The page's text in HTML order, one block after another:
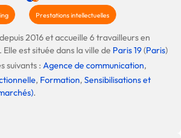
Prestations intellectuelles
2016 et accueille 6 travailleurs en
est située dans la ville de Paris 19(Paris)
suivants : Agence de communication,
, Formation, Sensibilisations et
.